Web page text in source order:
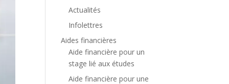
Actualités
Infolettres
Aides financières
Aide financière pour un
stage lié aux études
Aide financière pour une